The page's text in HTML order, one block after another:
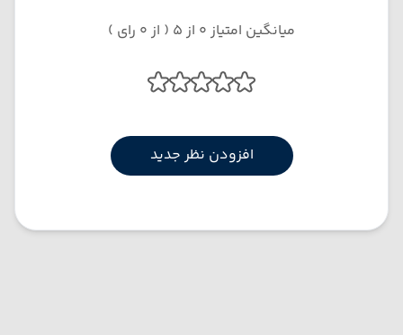
میانگین امتیاز 0 از 5 ( از 0 رای )
افزودن نظر جدید